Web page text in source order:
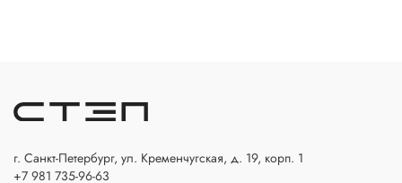
г. Санкт-Петербург, ул. Кременчугская, д. 19, корп. 1
+7 981 735-96-63